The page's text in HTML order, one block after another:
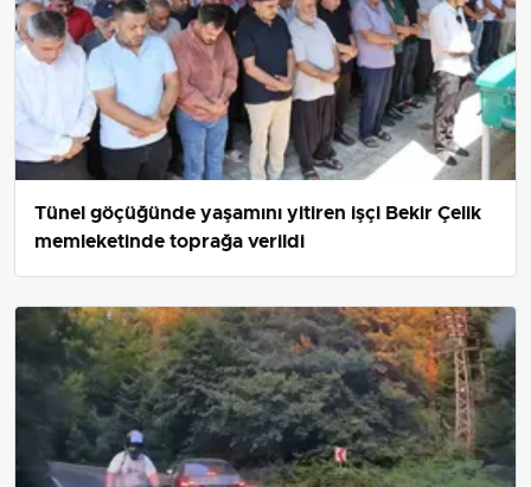
Tünel göçüğünde yaşamını yitiren işçi Bekir Çelik
memleketinde toprağa verildi